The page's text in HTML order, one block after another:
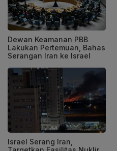
Dewan Keamanan PBB
Lakukan Pertemuan, Bahas
Serangan Iran ke Israel
Israel Serang Iran,